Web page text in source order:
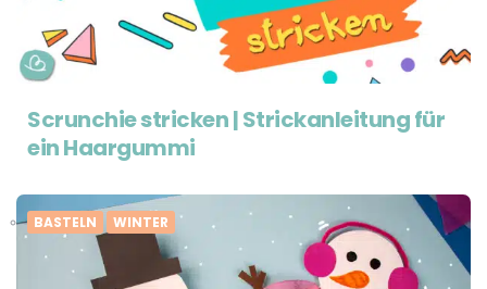
Scrunchie stricken | Strickanleitung für
ein Haargummi
BASTELN WINTER